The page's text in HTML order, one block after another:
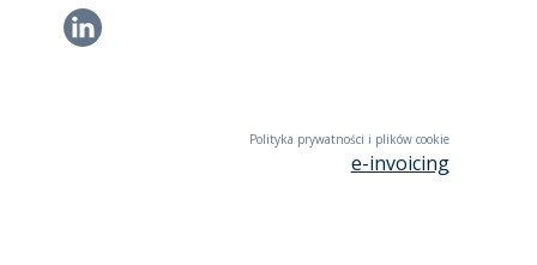
Li
Polityka prywatności i plików cookie
e-invoicing